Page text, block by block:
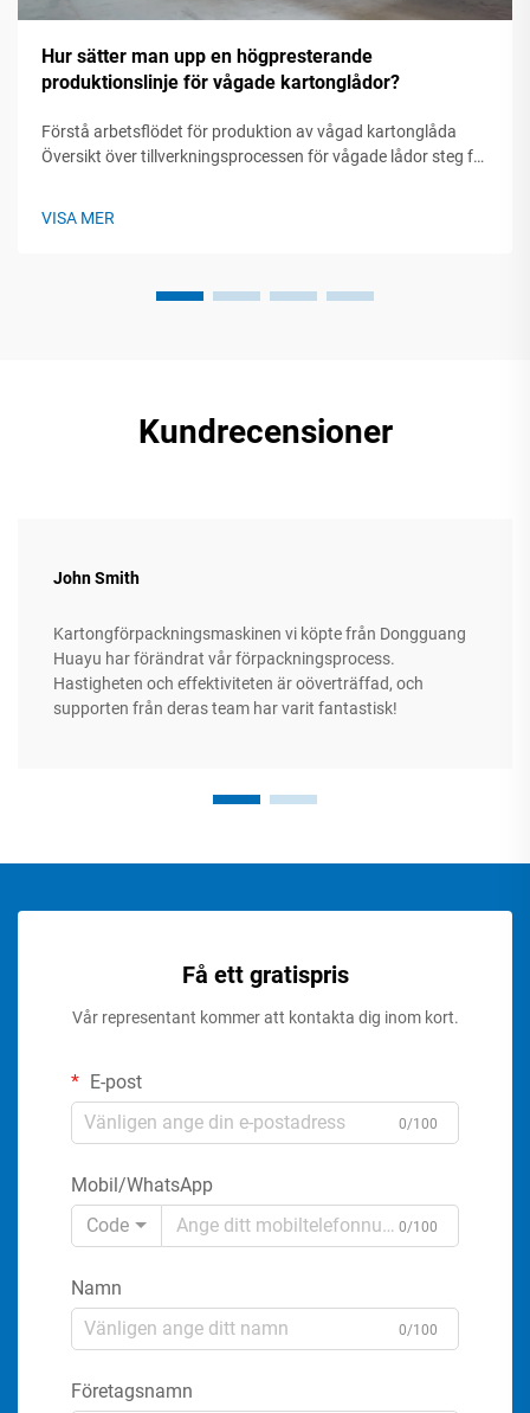
Hur sätter man upp en högpresterande
produktionslinje för vågade kartonglådor?
Förstå arbetsflödet för produktion av vågad kartonglåda
Översikt över tillverkningsprocessen för vågade lådor steg för
VISA MER
Kundrecensioner
John Smith
Kartongförpackningsmaskinen vi köpte från Dongguang
Huayu har förändrat vår förpackningsprocess.
Hastigheten och effektiviteten är oöverträffad, och
supporten från deras team har varit fantastisk!
Få ett gratispris
Vår representant kommer att kontakta dig inom kort.
E-post
0/100
Mobil/WhatsApp
Code
0/100
Namn
0/100
Företagsnamn